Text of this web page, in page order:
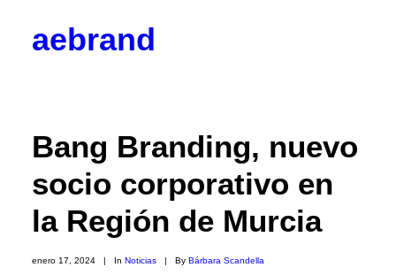
aebrand
Vocalías
Corporativos
Empresas y Partners
Profesionales
Hazte socio
Bang Branding, nuevo
socio corporativo en
la Región de Murcia
enero 17, 2024 | In Noticias | By Bárbara Scandella